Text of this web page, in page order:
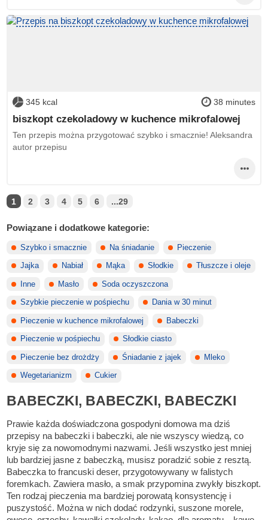
345 kcal 38 minutes
biszkopt czekoladowy w kuchence mikrofalowej
Ten przepis można przygotować szybko i smacznie! Aleksandra
autor przepisu
1 2 3 4 5 6 ...29
Powiązane i dodatkowe kategorie:
Szybko i smacznie Na śniadanie Pieczenie
Jajka Nabiał Mąka Słodkie Tłuszcze i oleje
Inne Masło Soda oczyszczona
Szybkie pieczenie w pośpiechu Dania w 30 minut
Pieczenie w kuchence mikrofalowej Babeczki
Pieczenie w pośpiechu Słodkie ciasto
Pieczenie bez drożdży Śniadanie z jajek Mleko
Wegetarianizm Cukier
BABECZKI, BABECZKI, BABECZKI
Prawie każda doświadczona gospodyni domowa ma dziś
przepisy na babeczki i babeczki, ale nie wszyscy wiedzą, co
kryje się za nowomodnymi nazwami. Jeśli wszystko jest mniej
lub bardziej jasne z babeczką, musisz poradzić sobie z resztą.
Babeczka to francuski deser, przygotowywany w falistych
foremkach. Zawiera masło, a smak przypomina zwykły biszkopt.
Ten rodzaj pieczenia ma bardziej porowatą konsystencję i
puszystość. Można w nich dodać rodzynki, suszone morele,